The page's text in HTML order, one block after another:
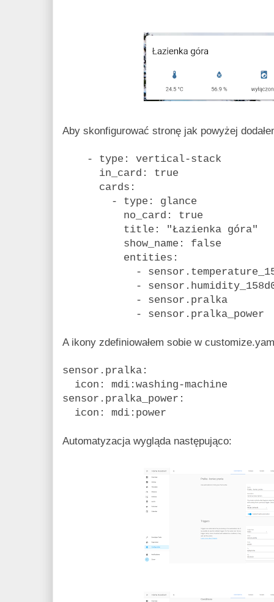
Aby skonfigurować stronę jak powyżej
- type: vertical-stack
in_card: true
cards:
- type: glance
no_card: true
title: "Łazienka góra"
show_name: false
entities:
-
-
- sensor.pralka
- sensor.pralka_power
A ikony zdefiniowałem sobie w
sensor.pralka:
icon: mdi:washing-machine
sensor.pralka_power:
icon: mdi:power
Automatyzacja wygląda następująco: